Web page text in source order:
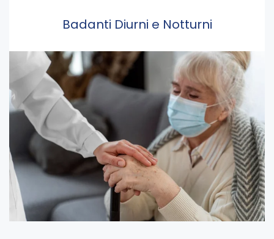
Badanti Diurni e Notturni